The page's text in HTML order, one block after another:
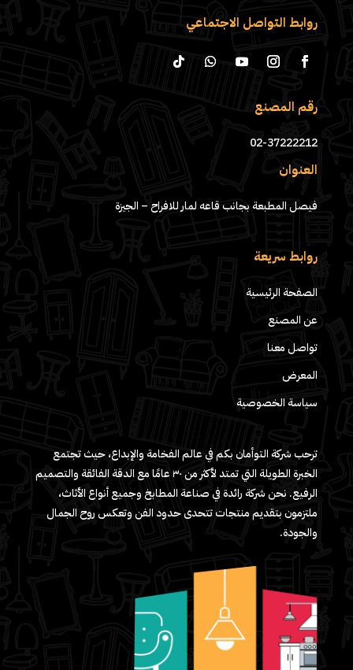
روابط التواصل الاجتماعي
رقم المصنع
02-37222212
العنوان
فيصل المطبعة بجانب قاعه لمار للافراح – الجيزة
روابط سريعة
الصفحة الرئيسية
عن المصنع
تواصل معنا
المعرض
سياسة الخصوصية
ترحب شركة التوأمان بكم في عالم الفخامة والإبداع، حيث تجتمع
الخبرة الطويلة التي تمتد لأكثر من ٣٠ عامًا مع الدقة الفائقة والتصميم
الرفيع. نحن شركة رائدة في صناعة المطابخ وجميع أنواع الأثاث،
ملتزمون بتقديم منتجات تتحدى حدود الفن وتعكس روح الجمال
والجودة.